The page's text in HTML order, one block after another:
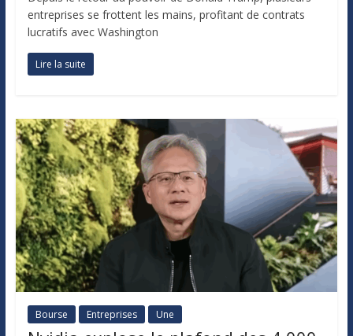
entreprises se frottent les mains, profitant de contrats
lucratifs avec Washington
Lire la suite
Bourse Entreprises Une